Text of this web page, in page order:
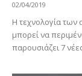
02/04/2019
Η τεχνολογία των
μπορεί να
παρουσιάζει 7